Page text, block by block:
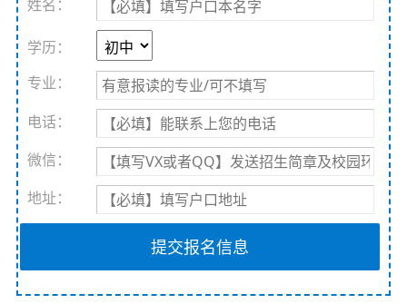
姓名：
学历：
专业：
电话：
微信：
地址：
提交报名信息